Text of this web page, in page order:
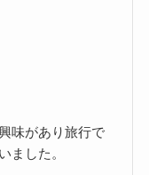
味があり旅行で
ました。